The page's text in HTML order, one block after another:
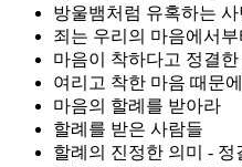
방울뱀처럼 유혹하는 사
죄는 우리의 마음에서부
마음이 착하다고 정결
여리고 착한 마음 때문에
마음의 할례를 받아라
할례를 받은 사람들
할례의 진정한 의미 - 정